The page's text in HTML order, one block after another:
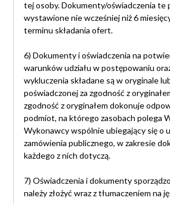
tej osoby. Dokumenty/oświadczenia te
wystawione nie wcześniej niż 6
terminu składania ofert.
6) Dokumenty i oświadczenia na
warunków udziału w postępowaniu
wykluczenia składane są w oryginale
poświadczonej za zgodność z
zgodność z oryginałem dokonuje
podmiot, na którego zasobach polega
Wykonawcy wspólnie ubiegający się o
zamówienia publicznego, w zakresie
każdego z nich dotyczą.
7) Oświadczenia i dokumenty
należy złożyć wraz z tłumaczeniem na